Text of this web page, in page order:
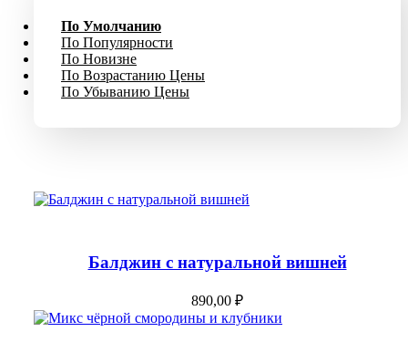
По Умолчанию
По Популярности
По Новизне
По Возрастанию Цены
По Убыванию Цены
Балджин с натуральной вишней
890,00 ₽